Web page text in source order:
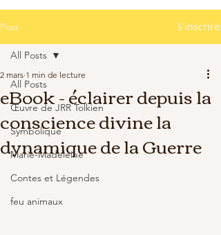
Post S'inscrire
All Posts
Œuvre de JRR Tolkien
Symbolique
Marie-Madeleine
Contes et Légendes
feu animaux
All Posts
eBook - éclairer depuis la
conscience divine la
dynamique de la Guerre
2 mars 1 min de lecture